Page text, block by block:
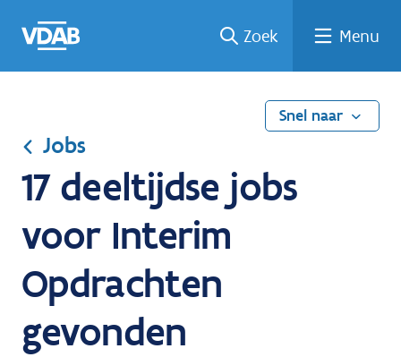
naar
een
een
job
naar
Zoek Menu
Snel naar
Jobs
17 deeltijdse jobs
voor Interim
Opdrachten
gevonden